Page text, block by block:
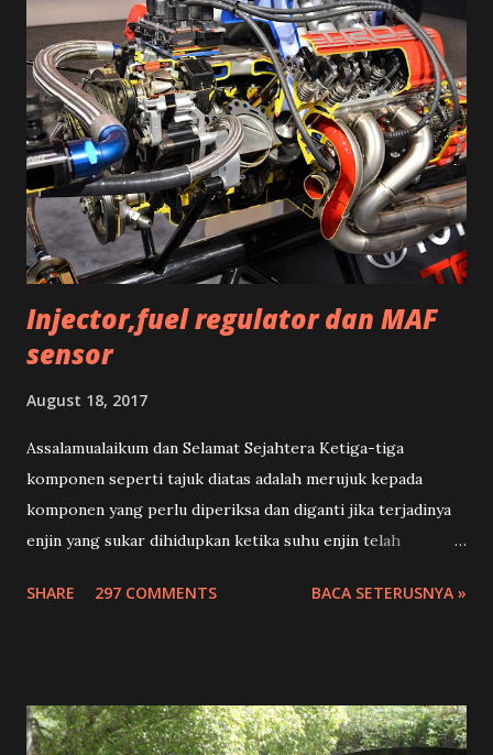
Injector,fuel regulator dan MAF
sensor
August 18, 2017
Assalamualaikum dan Selamat Sejahtera Ketiga-tiga
komponen seperti tajuk diatas adalah merujuk kepada
komponen yang perlu diperiksa dan diganti jika terjadinya
enjin yang sukar dihidupkan ketika suhu enjin telah
ketika panas?
SHARE 297 COMMENTS BACA SETERUSNYA »